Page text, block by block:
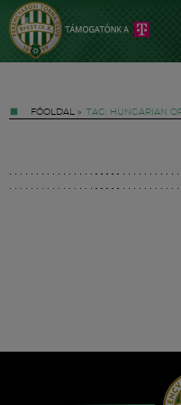
FŐOLDAL » TAG: HUNGARIAN
Hírek